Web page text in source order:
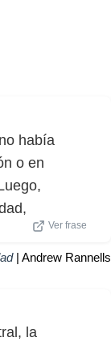
había
o en
Ver frase
| Andrew Rannells
la